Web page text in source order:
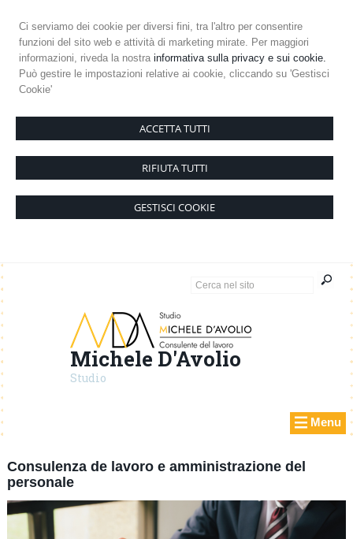
Ci serviamo dei cookie per diversi fini, tra l'altro per consentire
funzioni del sito web e attività di marketing mirate. Per maggiori
informazioni, riveda la nostrainformativa sulla privacy e sui cookie.
Può gestire le impostazioni relative ai cookie, cliccando su 'Gestisci
Cookie'
ACCETTA TUTTI
RIFIUTA TUTTI
GESTISCI COOKIE
Michele D'Avolio
Studio
Menu
Consulenza de lavoro e amministrazione del
personale